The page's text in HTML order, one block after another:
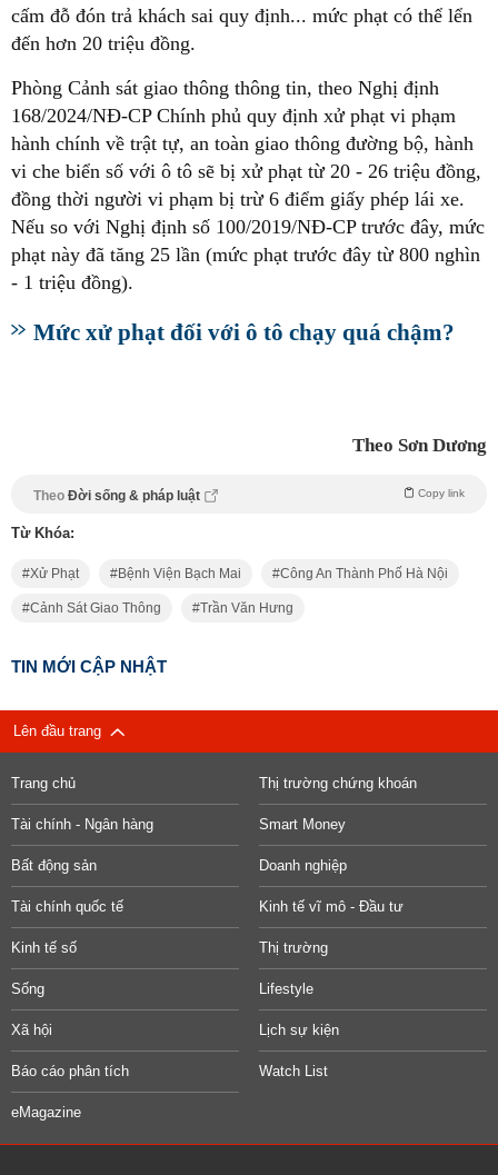
cấm đỗ đón trả khách sai quy định... mức phạt có thể lển
đến hơn 20 triệu đồng.
Phòng Cảnh sát giao thông thông tin, theo Nghị định
168/2024/NĐ-CP Chính phủ quy định xử phạt vi phạm
hành chính về trật tự, an toàn giao thông đường bộ, hành
vi che biển số với ô tô sẽ bị xử phạt từ 20 - 26 triệu đồng,
đồng thời người vi phạm bị trừ 6 điểm giấy phép lái xe.
Nếu so với Nghị định số 100/2019/NĐ-CP trước đây, mức
phạt này đã tăng 25 lần (mức phạt trước đây từ 800 nghìn
- 1 triệu đồng).
Mức xử phạt đối với ô tô chạy quá chậm?
Theo Sơn Dương
Theo Đời sống & pháp luật Copy link
Từ Khóa:
Xử Phạt Bệnh Viện Bạch Mai Công An Thành Phố Hà Nội
Cảnh Sát Giao Thông Trần Văn Hưng
TIN MỚI CẬP NHẬT
Lên đầu trang
Trang chủ Thị trường chứng khoán
Tài chính - Ngân hàng Smart Money
Bất động sản Doanh nghiệp
Tài chính quốc tế Kinh tế vĩ mô - Đầu tư
Kinh tế số Thị trường
Sống Lifestyle
Xã hội Lịch sự kiện
Báo cáo phân tích Watch List
eMagazine